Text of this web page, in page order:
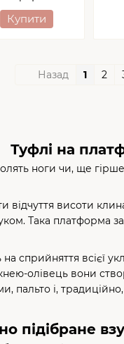
Туфлі на
ноги чи, ще
висоти
Така
сприйняття всієї
олівець вони
пальто і,
підібране
замша 1-4
Купити
Назад 1 2